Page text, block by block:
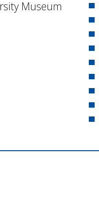
Museum